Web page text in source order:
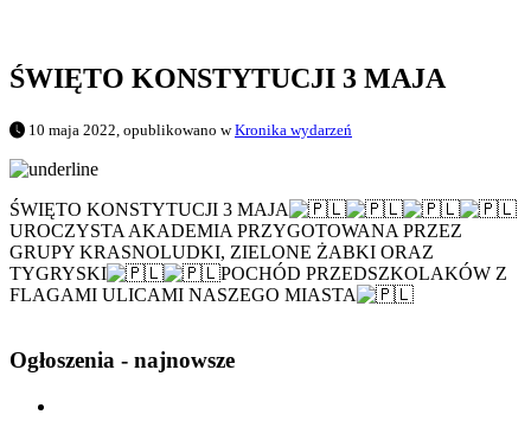
ŚWIĘTO KONSTYTUCJI 3 MAJA
10 maja 2022, opublikowano wKronika wydarzeń
ŚWIĘTO KONSTYTUCJI 3 MAJA
UROCZYSTA AKADEMIA PRZYGOTOWANA PRZEZ
GRUPY KRASNOLUDKI, ZIELONE ŻABKI ORAZ
TYGRYSKI
POCHÓD PRZEDSZKOLAKÓW Z
FLAGAMI ULICAMI NASZEGO MIASTA
Ogłoszenia - najnowsze